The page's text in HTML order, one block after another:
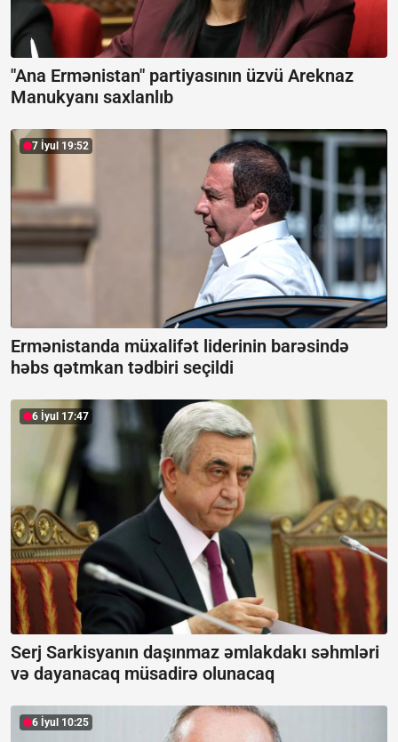
"Ana Ermənistan" partiyasının üzvü Areknaz
Manukyanı saxlanlıb
7 İyul 19:52
Ermənistanda müxalifət liderinin barəsində
həbs qətmkan tədbiri seçildi
6 İyul 17:47
Serj Sarkisyanın daşınmaz əmlakdakı səhmləri
və dayanacaq müsadirə olunacaq
6 İyul 10:25